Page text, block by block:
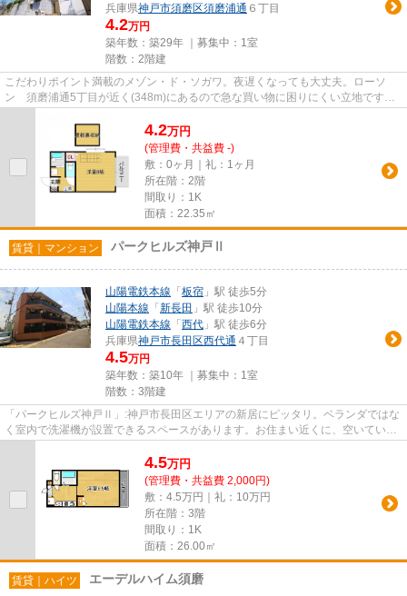
兵庫県神戸市須磨区須磨浦通 ６丁目
4.2万円
築年数：築29年 ｜募集中： 1室
階数：2階建
こだわりポイント満載のメゾン・ド・ソガワ。夜遅くなっても大丈夫。ローソ
ン 須磨浦通5丁目が近く(348m)にあるので急な買い物に困りにくい立地です。
4.2万円
(管理費・共益費 -)
敷：0ヶ月｜礼：1ヶ月
所在階：2階
間取り：1K
面積：22.35㎡
賃貸｜マンション パークヒルズ神戸Ⅱ
山陽電鉄本線 「 板宿 」駅 徒歩5分
山陽本線 「 新長田 」駅 徒歩10分
山陽電鉄本線 「 西代 」駅 徒歩6分
兵庫県神戸市長田区西代通 ４丁目
4.5万円
築年数：築10年 ｜募集中： 1室
階数：3階建
「パークヒルズ神戸Ⅱ」:神戸市長田区エリアの新居にピッタリ。ベランダではな
く室内で洗濯機が設置できるスペースがあります。お住まい近くに、空いている
4.5万円
(管理費・共益費 2,000円)
敷：4.5万円｜礼：10万円
所在階：3階
間取り：1K
面積：26.00㎡
賃貸｜ハイツ エーデルハイム須磨